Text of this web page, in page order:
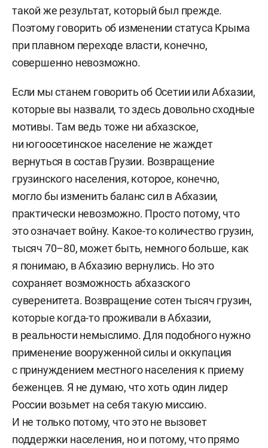
такой же результат, который был прежде.
Поэтому говорить об изменении статуса Крыма
при плавном переходе власти, конечно,
совершенно невозможно.
Если мы станем говорить об Осетии или Абхазии,
которые вы назвали, то здесь довольно сходные
мотивы. Там ведь тоже ни абхазское,
ни югоосетинское население не жаждет
вернуться в состав Грузии. Возвращение
грузинского населения, которое, конечно,
могло бы изменить баланс сил в Абхазии,
практически невозможно. Просто потому, что
это означает войну. Какое-то количество грузин,
тысяч 70–80, может быть, немного больше, как
я понимаю, в Абхазию вернулись. Но это
сохраняет возможность абхазского
суверенитета. Возвращение сотен тысяч грузин,
которые когда-то проживали в Абхазии,
в реальности немыслимо. Для подобного нужно
применение вооруженной силы и оккупация
с принуждением местного населения к приему
беженцев. Я не думаю, что хоть один лидер
России возьмет на себя такую миссию.
И не только потому, что это не вызовет
поддержки населения, но и потому, что прямо